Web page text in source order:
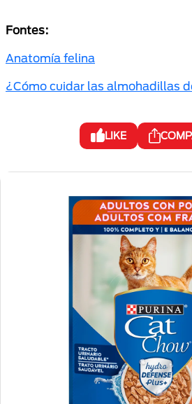
Fontes:
Anatomía felina
¿Cómo cuidar las almohadillas
LIKE